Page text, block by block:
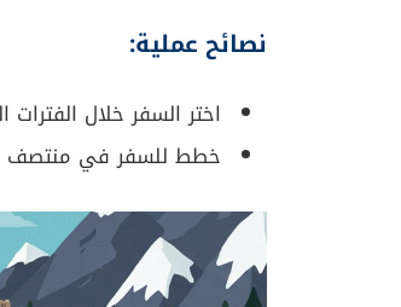
نصائح عملية:
اختر السفر خلال
خطط للسفر في منتصف